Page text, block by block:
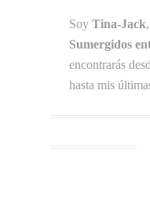
Soy Tina-Jack
Sumergidos
encontrarás
hasta mis